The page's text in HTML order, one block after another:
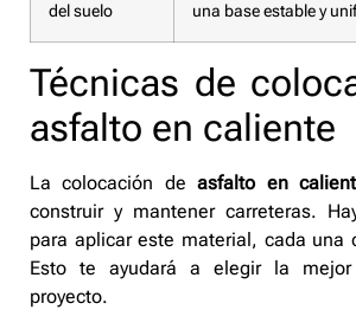
del suelo
una base estable y
Técnicas de
asfalto en caliente
La colocación deasfalto en
construir y mantener carreteras.
para aplicar este material, cada una
Esto te ayudará a elegir la
proyecto.